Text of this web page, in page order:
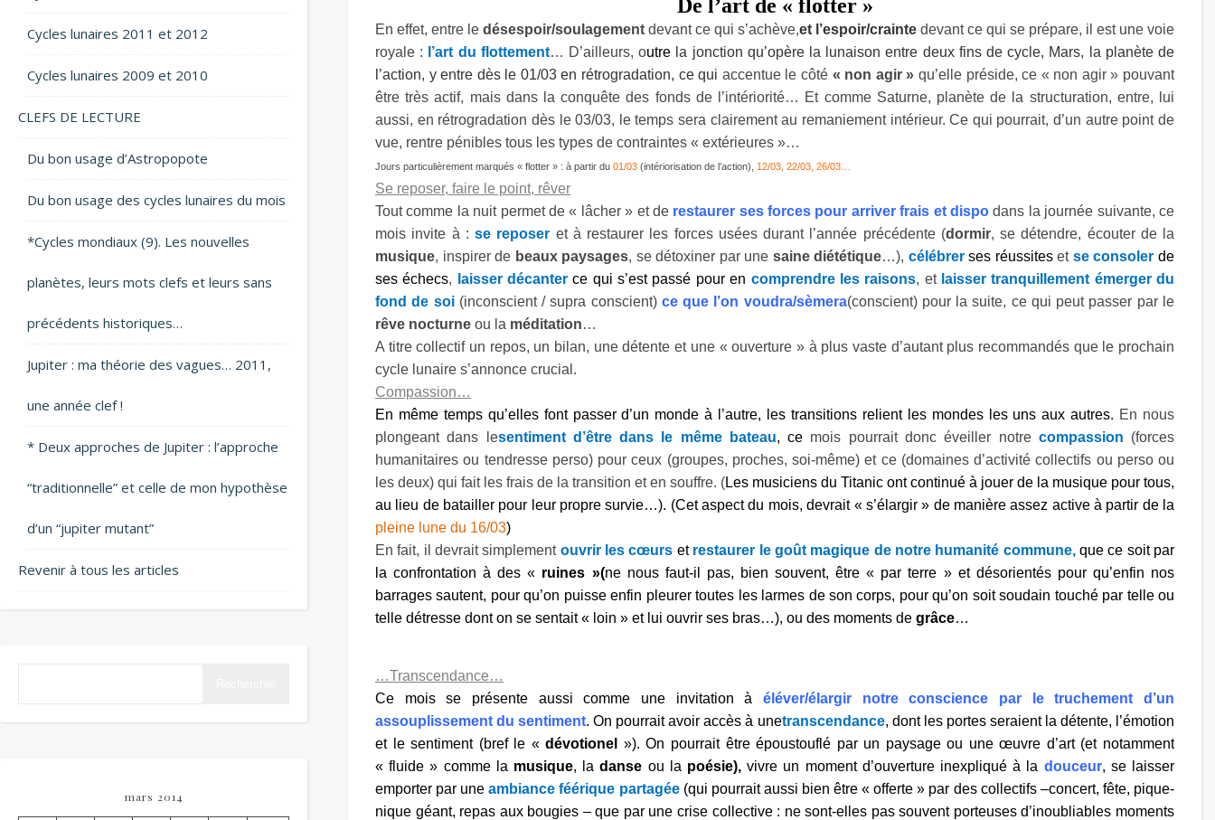
Cycles lunaires 2011 et 2012
Cycles lunaires 2009 et 2010
CLEFS DE LECTURE
Du bon usage d’Astropopote
Du bon usage des cycles lunaires du mois
*Cycles mondiaux (9). Les nouvelles
planètes, leurs mots clefs et leurs sans
précédents historiques…
Jupiter : ma théorie des vagues… 2011,
une année clef !
* Deux approches de Jupiter : l’approche
“traditionnelle” et celle de mon hypothèse
d’un “jupiter mutant”
Revenir à tous les articles
mars 2014
De l’art de « flotter »
En effet, entre le désespoir/soulagement devant ce qui s’achève,et l’espoir/crainte devant ce qui se prépare, il est une voie
royale : l’art du flottement… D’ailleurs, outre la jonction qu’opère la lunaison entre deux fins de cycle, Mars, la planète de
l’action, y entre dès le 01/03 en rétrogradation, ce qui accentue le côté « non agir » qu’elle préside, ce « non agir » pouvant
être très actif, mais dans la conquête des fonds de l’intériorité… Et comme Saturne, planète de la structuration, entre, lui
aussi, en rétrogradation dès le 03/03, le temps sera clairement au remaniement intérieur. Ce qui pourrait, d’un autre point de
vue, rentre pénibles tous les types de contraintes « extérieures »…
Jours particulièrement marqués « flotter » : à partir du 01/03 (intériorisation de l’action), 12/03, 22/03, 26/03…
Se reposer, faire le point, rêver
Tout comme la nuit permet de « lâcher » et de restaurer ses forces pour arriver frais et dispo dans la journée suivante, ce
mois invite à : se reposer et à restaurer les forces usées durant l’année précédente (dormir, se détendre, écouter de la
musique, inspirer de beaux paysages, se détoxiner par une saine diététique…), célébrerses réussiteset se consolerde
ses échecs, laisser décanterce qui s’est passé pour en comprendre les raisons, et laisser tranquillement émerger du
fond de soi(inconscient / supra conscient) ce que l’on voudra/sèmera(conscient) pour la suite, ce qui peut passer par le
rêve nocturne ou la méditation…
A titre collectif un repos, un bilan, une détente et une « ouverture » à plus vaste d’autant plus recommandés que le prochain
cycle lunaire s’annonce crucial.
Compassion…
En même temps qu’elles font passer d’un monde à l’autre, les transitions relient les mondes les uns aux autres. En nous
plongeant dans lesentiment d’être dans le même bateau, ce mois pourrait donc éveiller notre compassion (forces
humanitaires ou tendresse perso) pour ceux (groupes, proches, soi-même) et ce (domaines d’activité collectifs ou perso ou
les deux) qui fait les frais de la transition et en souffre. (Les musiciens du Titanic ont continué à jouer de la musique pour tous,
au lieu de batailler pour leur propre survie…). (Cet aspect du mois, devrait « s’élargir » de manière assez active à partir de la
pleine lune du 16/03)
En fait, il devrait simplement ouvrir les cœurs et restaurer le goût magique de notre humanité commune, que ce soit par
la confrontation à des « ruines »(ne nous faut-il pas, bien souvent, être « par terre » et désorientés pour qu’enfin nos
barrages sautent, pour qu’on puisse enfin pleurer toutes les larmes de son corps, pour qu’on soit soudain touché par telle ou
telle détresse dont on se sentait « loin » et lui ouvrir ses bras…), ou des moments de grâce…
…Transcendance…
Ce mois se présente aussi comme une invitation à éléver/élargir notre conscience par le truchement d’un
assouplissement du sentiment. On pourrait avoir accès à unetranscendance, dont les portes seraient la détente, l’émotion
et le sentiment (bref le «dévotionel
»). On pourrait être époustouflé par un paysage ou une œuvre d’art (et notamment
« fluide » comme la musique, ladanse ou la poésie), vivre un moment d’ouverture inexpliqué à la douceur, se laisser
emporter par uneambiance féérique partagée(qui pourrait aussi bien être « offerte » par des collectifs –concert, fête, pique-
nique géant, repas aux bougies – que par une crise collective : ne sont-elles pas souvent porteuses d’inoubliables moments